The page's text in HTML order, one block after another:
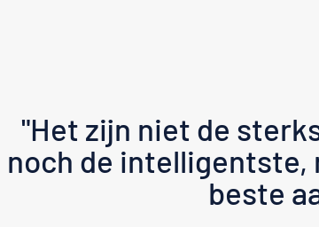
"Het zijn niet de
noch de intelligentste,
beste